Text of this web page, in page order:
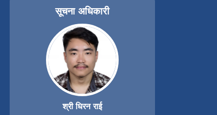
सूचना अधिकारी
श्री धिरन राई